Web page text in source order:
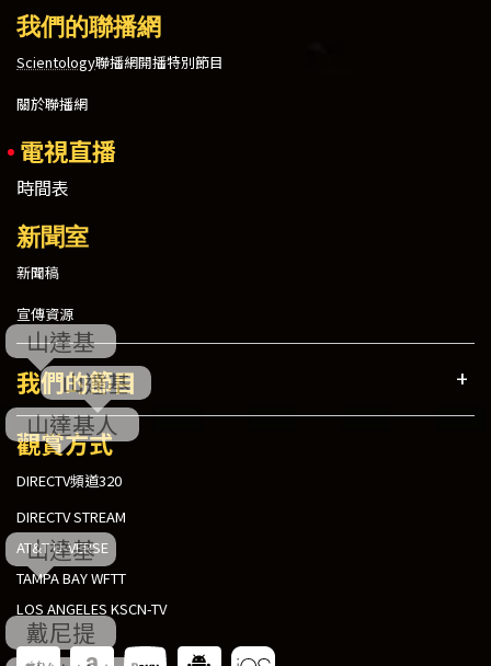
我們的聯播網
Scientology聯播網開播特別節目
關於聯播網
電視直播
時間表
新聞室
新聞稿
宣傳資源
我們的節目
觀賞方式
DIRECTV頻道320
DIRECTV STREAM
AT&T U-VERSE
TAMPA BAY WFTT
LOS ANGELES KSCN-TV